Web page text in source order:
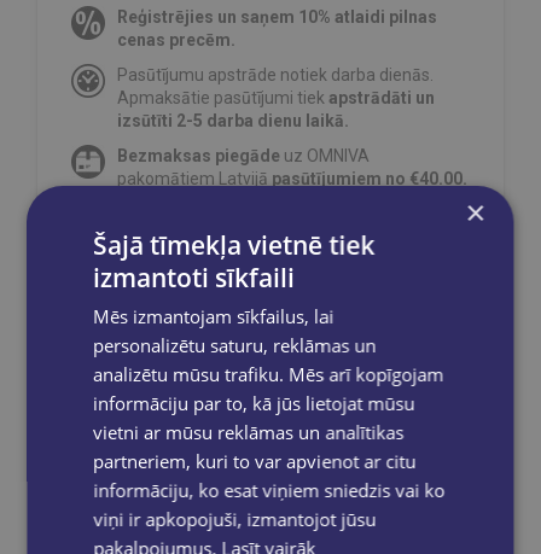
Reģistrējies un saņem 10% atlaidi pilnas
cenas precēm.
Pasūtījumu apstrāde notiek darba dienās.
Apmaksātie pasūtījumi tiekapstrādāti un
izsūtīti 2-5 darba dienu laikā.
Bezmaksas piegāde uz OMNIVA
pakomātiem Latvijā pasūtījumiem no €40.00.
grāmatnīcā 1-5 darba dienu laikā, kad
pasūtījums būs gatavs saņemšanai, saņemsi
e-pastu un/ vai SMS.
Dalies sociālajos tīklos:
×
Šajā tīmekļa vietnē tiek
izmantoti sīkfaili
Mēs izmantojam sīkfailus, lai
personalizētu saturu, reklāmas un
analizētu mūsu trafiku. Mēs arī kopīgojam
informāciju par to, kā jūs lietojat mūsu
vietni ar mūsu reklāmas un analītikas
partneriem, kuri to var apvienot ar citu
informāciju, ko esat viņiem sniedzis vai ko
viņi ir apkopojuši, izmantojot jūsu
pakalpojumus. Lasīt vairāk